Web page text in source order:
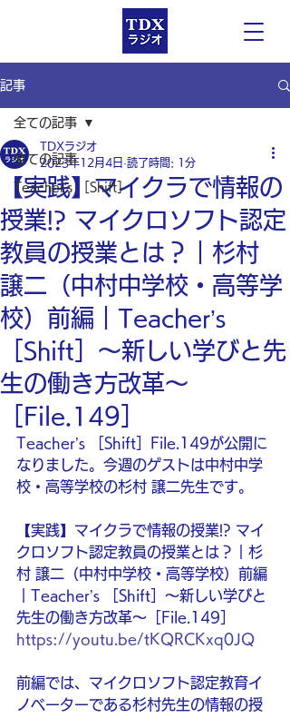
記事
全ての記事
Teacher’s ［Shift］
全ての記事
【実践】マイクラで情報の
授業!? マイクロソフト認定
教員の授業とは？｜杉村
譲二（中村中学校・高等学
校）前編｜Teacher’s
［Shift］〜新しい学びと先
生の働き方改革〜
［File.149］
TDXラジオ
2023年12月4日 読了時間: 1分
Teacher’s ［Shift］File.149が公開に
なりました。今週のゲストは中村中学
校・高等学校の杉村 譲二先生です。
【実践】マイクラで情報の授業!? マイ
クロソフト認定教員の授業とは？｜杉
村 譲二（中村中学校・高等学校）前編
｜Teacher’s ［Shift］〜新しい学びと
先生の働き方改革〜［File.149］
https://youtu.be/tKQRCKxq0JQ
前編では、マイクロソフト認定教育イ
ノベーターである杉村先生の情報の授